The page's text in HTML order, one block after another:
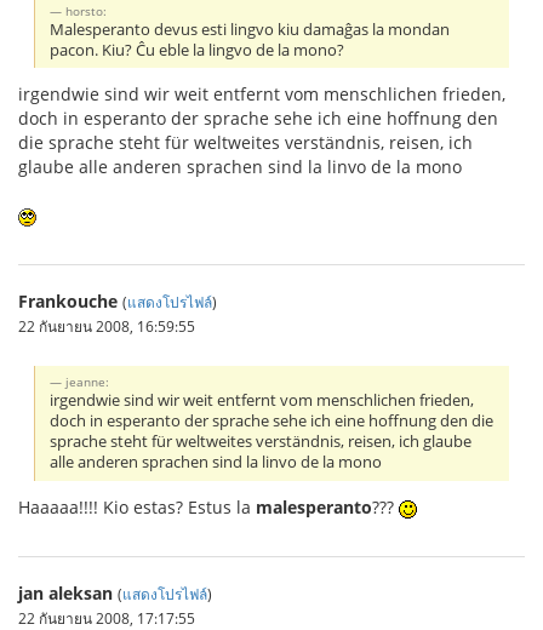
horsto:
Malesperanto devus esti lingvo kiu damaĝas la mondan
pacon. Kiu? Ĉu eble la lingvo de la mono?
irgendwie sind wir weit entfernt vom menschlichen frieden,
doch in esperanto der sprache sehe ich eine hoffnung den
die sprache steht für weltweites verständnis, reisen, ich
glaube alle anderen sprachen sind la linvo de la mono
Frankouche (แสดงโปรไฟล์)
22 กันยายน 2008, 16:59:55
jeanne:
irgendwie sind wir weit entfernt vom menschlichen frieden,
doch in esperanto der sprache sehe ich eine hoffnung den die
sprache steht für weltweites verständnis, reisen, ich glaube
alle anderen sprachen sind la linvo de la mono
Haaaaa!!!! Kio estas? Estus la malesperanto???
jan aleksan (แสดงโปรไฟล์)
22 กันยายน 2008, 17:17:55